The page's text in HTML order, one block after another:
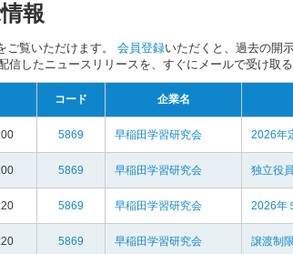
報
ご覧いただけます。 会員登録いただくと、過去の開
信したニュースリリースを、すぐにメールで受け取
コード 企業名
5869 早稲田学習研究会 2026年
5869 早稲田学習研究会 独立役
5869 早稲田学習研究会 2026年
5869 早稲田学習研究会
譲渡制